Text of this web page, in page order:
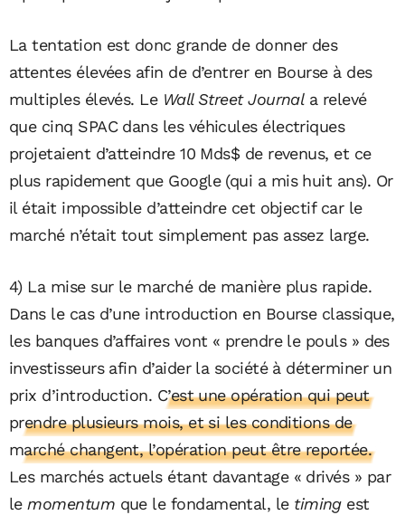
La tentation est donc grande de donner des
attentes élevées afin de d’entrer en Bourse à des
multiples élevés. Le Wall Street Journala relevé
que cinq SPAC dans les véhicules électriques
projetaient d’atteindre 10 Mds$ de revenus, et ce
plus rapidement que Google (qui a mis huit ans). Or
il était impossible d’atteindre cet objectif car le
marché n’était tout simplement pas assez large.
4) La mise sur le marché de manière plus rapide.
Dans le cas d’une introduction en Bourse classique,
les banques d’affaires vont « prendre le pouls » des
investisseurs afin d’aider la société à déterminer un
prix d’introduction. C’est une opération qui peut
prendre plusieurs mois, et si les conditions de
marché changent, l’opération peut être reportée.
Les marchés actuels étant davantage « drivés » par
lemomentum que le fondamental, le timingest